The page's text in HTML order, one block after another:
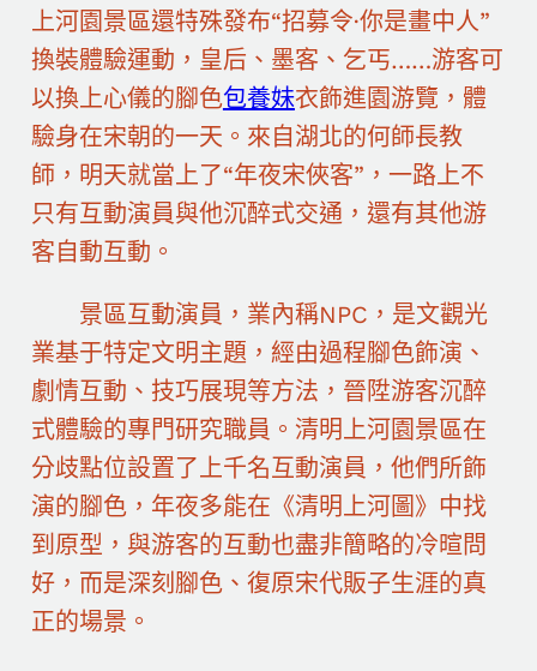
上河園景區還特殊發布“招募令·你是畫中人”
換裝體驗運動，皇后、墨客、乞丐……游客可
以換上心儀的腳色包養妹衣飾進園游覽，體
驗身在宋朝的一天。來自湖北的何師長教
師，明天就當上了“年夜宋俠客”，一路上不
只有互動演員與他沉醉式交通，還有其他游
客自動互動。
景區互動演員，業內稱NPC，是文觀光
業基于特定文明主題，經由過程腳色飾演、
劇情互動、技巧展現等方法，晉陞游客沉醉
式體驗的專門研究職員。清明上河園景區在
分歧點位設置了上千名互動演員，他們所飾
演的腳色，年夜多能在《清明上河圖》中找
到原型，與游客的互動也盡非簡略的冷暄問
好，而是深刻腳色、復原宋代販子生涯的真
正的場景。